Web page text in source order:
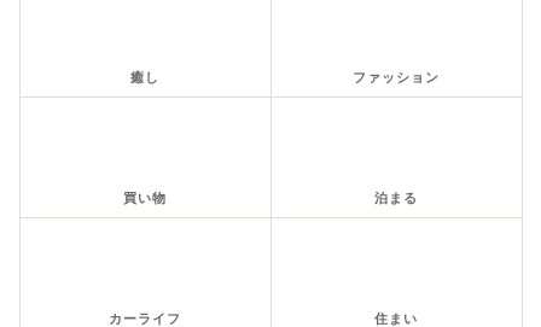
癒し ファッション
買い物 泊まる
カーライフ 住まい